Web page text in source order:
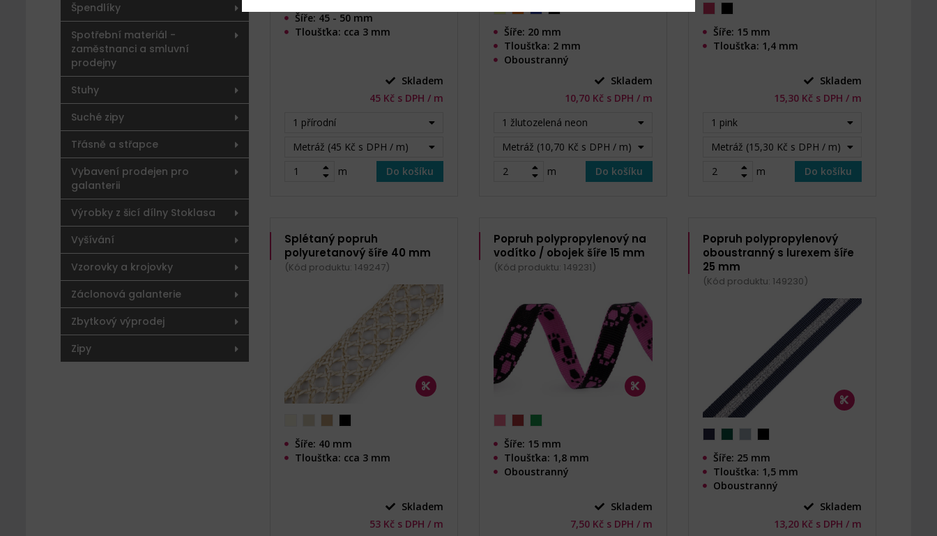
Špendlíky
Spotřební materiál -
zaměstnanci a smluvní
prodejny
Stuhy
Suché zipy
Třásně a střapce
Vybavení prodejen pro
galanterii
Výrobky z šicí dílny Stoklasa
Vyšívání
Vzorovky a krojovky
Záclonová galanterie
Zbytkový výprodej
Zipy
Šíře: 45 - 50 mm
Tloušťka: cca 3 mm
Skladem
45 Kč s DPH / m
1 přírodní
Metráž (45 Kč s DPH / m)
m
Do košíku
Šíře: 20 mm
Tloušťka: 2 mm
Oboustranný
Skladem
10,70 Kč s DPH / m
1 žlutozelená neon
Metráž (10,70 Kč s DPH / m)
m
Do košíku
Šíře: 15 mm
Tloušťka: 1,4 mm
Skladem
15,30 Kč s DPH / m
1 pink
Metráž (15,30 Kč s DPH / m)
m
Do košíku
Splétaný popruh
polyuretanový šíře 40 mm
(Kód produktu: 149247)
Šíře: 40 mm
Tloušťka: cca 3 mm
Skladem
53 Kč s DPH / m
Popruh polypropylenový na
vodítko / obojek šíře 15 mm
(Kód produktu: 149231)
Šíře: 15 mm
Tloušťka: 1,8 mm
Oboustranný
Skladem
7,50 Kč s DPH / m
Popruh polypropylenový
oboustranný s lurexem šíře
25 mm
(Kód produktu: 149230)
Šíře: 25 mm
Tloušťka: 1,5 mm
Oboustranný
Skladem
13,20 Kč s DPH / m